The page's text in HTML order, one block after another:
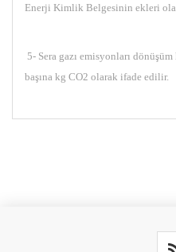
Enerji Kimlik Belgesinin ekleri
5- Sera gazı emisyonları
başına kg CO2 olarak ifade edilir.